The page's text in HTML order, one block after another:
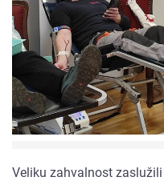
Veliku zahvalnost